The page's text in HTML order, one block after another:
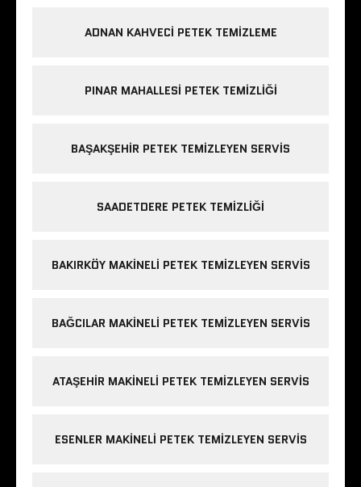
ADNAN KAHVECI PETEK TEMIZLEME
PINAR MAHALLESI PETEK TEMIZLIĞI
BAŞAKŞEHIR PETEK TEMIZLEYEN SERVIS
SAADETDERE PETEK TEMIZLIĞI
BAKIRKÖY MAKINELI PETEK TEMIZLEYEN SERVIS
BAĞCILAR MAKINELI PETEK TEMIZLEYEN SERVIS
ATAŞEHIR MAKINELI PETEK TEMIZLEYEN SERVIS
ESENLER MAKINELI PETEK TEMIZLEYEN SERVIS